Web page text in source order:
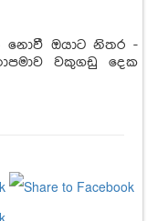
නොවී ඔයාට නිතර -
වකුගඩු දෙක